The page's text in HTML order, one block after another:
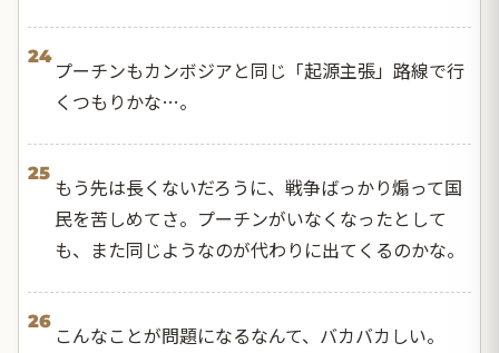
24
プーチンもカンボジアと同じ「起源主張」路線で行
くつもりかな…。
25
もう先は長くないだろうに、戦争ばっかり煽って国
民を苦しめてさ。プーチンがいなくなったとして
も、また同じようなのが代わりに出てくるのかな。
26
こんなことが問題になるなんて、バカバカしい。